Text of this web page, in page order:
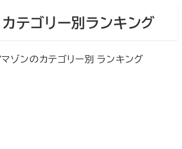
テゴリー別ランキング
ゾンのカテゴリー別 ランキング